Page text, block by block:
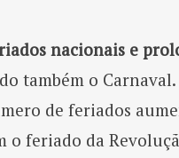
nacionais e
também o
de feriados
o feriado da